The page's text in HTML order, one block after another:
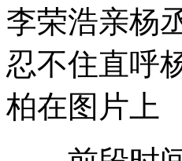
李荣浩亲杨
忍不住直
柏在图片上